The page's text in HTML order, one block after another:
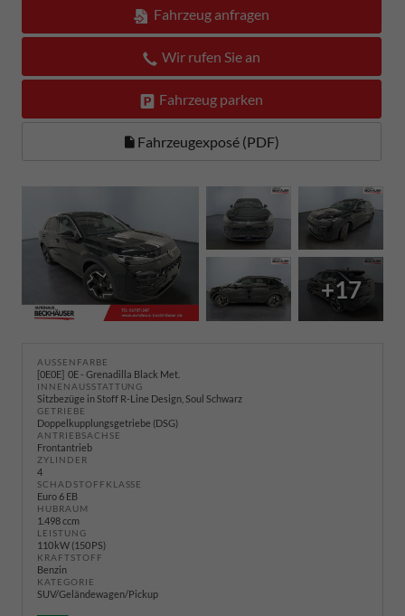
Fahrzeug anfragen
Wir rufen Sie an
Fahrzeug parken
Fahrzeugexposé (PDF)
+17
AUSSENFARBE
0E0E 0E - Grenadilla Black Met.
INNENAUSSTATTUNG
Sitzbezüge in Stoff R-Line Design, Soul Schwarz
GETRIEBE
Doppelkupplungsgetriebe (DSG)
ANTRIEBSACHSE
Frontantrieb
ZYLINDER
4
SCHADSTOFFKLASSE
Euro 6 EB
HUBRAUM
1.498 ccm
LEISTUNG
110 kW (150 PS)
KRAFTSTOFF
Benzin
KATEGORIE
SUV/Geländewagen/Pickup